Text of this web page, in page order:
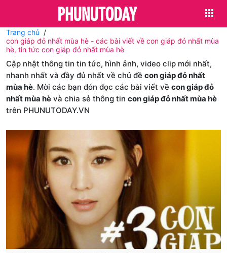
Trang chủ
con giáp đỏ nhất mùa hè - các bài viết về con giáp đỏ nhất mùa
hè, tin tức con giáp đỏ nhất mùa hè
Cập nhật thông tin tin tức, hình ảnh, video clip mới nhất,
nhanh nhất và đầy đủ nhất về chủ đề con giáp đỏ nhất
mùa hè. Mời các bạn đón đọc các bài viết về con giáp đỏ
nhất mùa hè và chia sẻ thông tin con giáp đỏ nhất mùa hè
trên PHUNUTODAY.VN